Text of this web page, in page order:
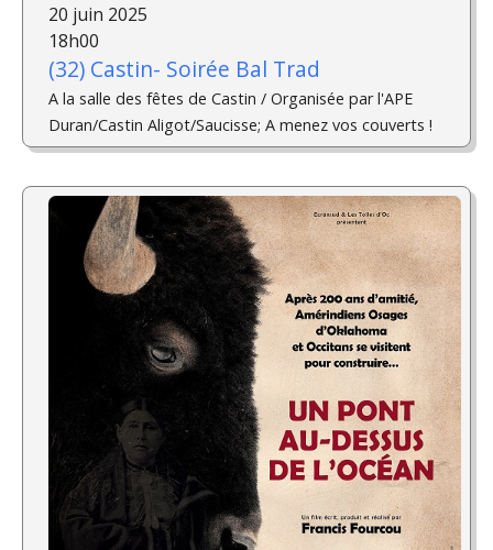
20 juin 2025
18h00
(32) Castin- Soirée Bal Trad
A la salle des fêtes de Castin / Organisée par l'APE
Duran/Castin Aligot/Saucisse; A menez vos couverts !